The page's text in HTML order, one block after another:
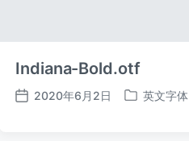
Indiana-Bold.otf
发
2020年6月2日
发
英文字体